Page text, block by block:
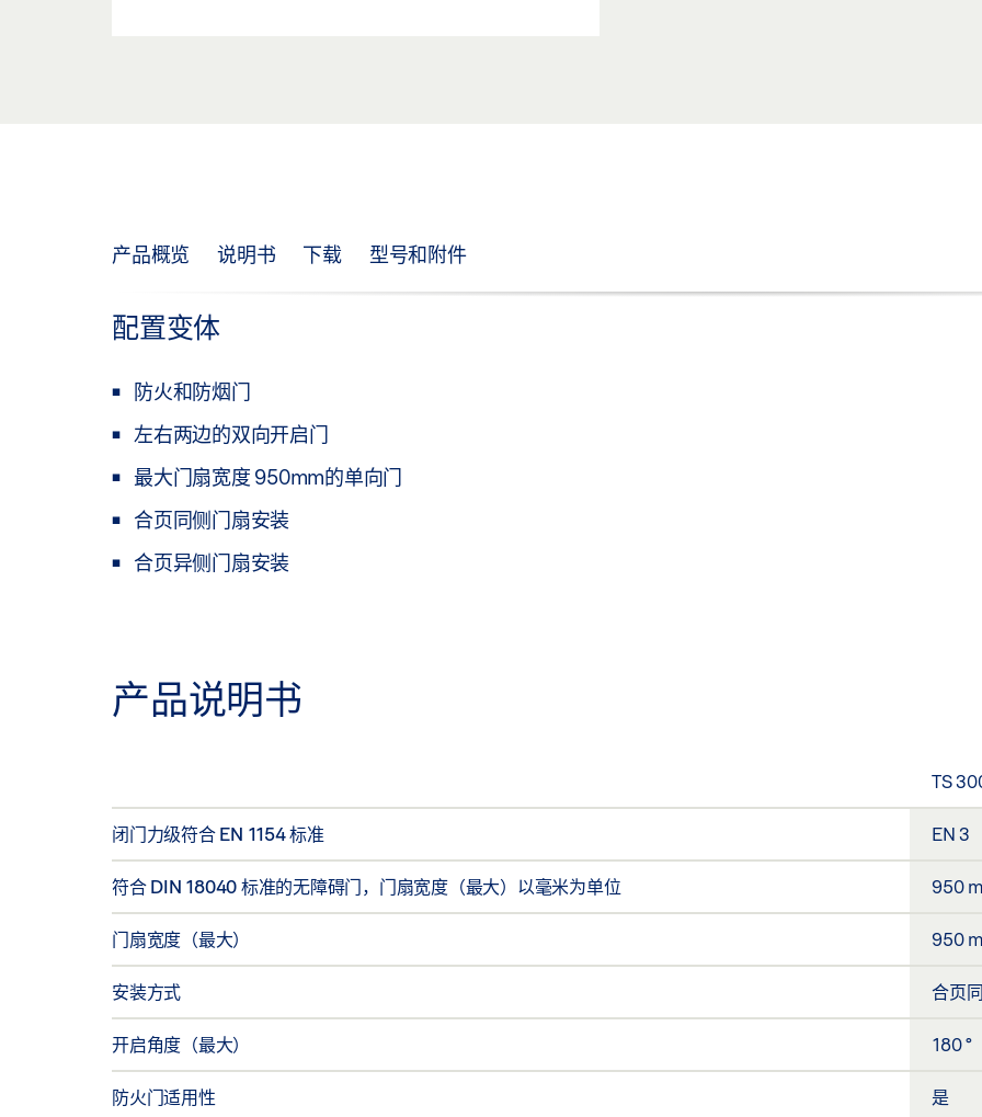
产品概览 说明书 下载 型号和附件
配置变体
防火和防烟门
左右两边的双向开启门
最大门扇宽度 950mm的单向门
合页同侧门扇安装
合页异侧门扇安装
产品说明书
TS
闭门力级符合 EN 1154 标准 EN 3
符合 DIN 18040 标准的无障碍门，门扇宽度（最大）以毫米为单位 950
门扇宽度（最大） 950
安装方式 合页
开启角度（最大） 180 °
防火门适用性 是